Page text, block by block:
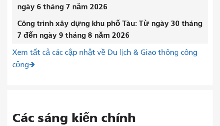
ngày 6 tháng 7 năm 2026
Công trình xây dựng khu phố Tàu: Từ ngày 30 tháng
7 đến ngày 9 tháng 8 năm 2026
Xem tất cả các cập nhật về Du lịch & Giao thông công
cộng
Các sáng kiến ​​chính